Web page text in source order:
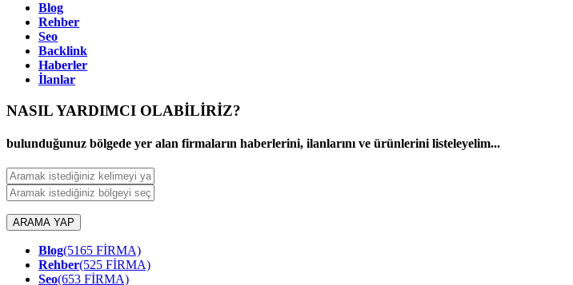
Blog
Rehber
Seo
Backlink
Haberler
İlanlar
NASIL YARDIMCI OLABİLİRİZ?
bulunduğunuz bölgede yer alan firmaların haberlerini, ilanlarını ve ürünlerini listeleyelim...
ARAMA YAP
Blog(5165 FİRMA)
Rehber(525 FİRMA)
Seo(653 FİRMA)